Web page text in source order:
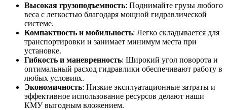
Высокая грузоподъемность: Поднимайте грузы любого
веса с легкостью благодаря мощной гидравлической
системе.
Компактность и мобильность: Легко складывается для
транспортировки и занимает минимум места при
установке.
Гибкость и маневренность: Широкий угол поворота и
оптимальный расход гидравлики обеспечивают работу в
любых условиях.
Экономичность: Низкие эксплуатационные затраты и
эффективное использование ресурсов делают наши
КМУ выгодным вложением.